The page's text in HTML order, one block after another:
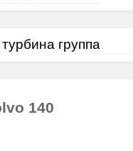
группа
140